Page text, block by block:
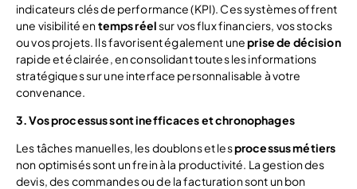
indicateurs clés de performance (KPI). Ces systèmes offrent
une visibilité entemps réelsur vos flux financiers, vos stocks
ou vos projets. Ils favorisent également uneprise de décision
rapide et éclairée, en consolidant toutes les informations
stratégiques sur une interface personnalisable à votre
convenance.
3. Vos processus sont inefficaces et chronophages
Les tâches manuelles, les doublons et lesprocessus métiers
non optimisés sont un frein à la productivité. La gestion des
devis, des commandes ou de la facturation sont un bon